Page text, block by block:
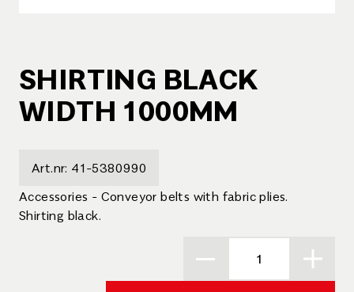
SHIRTING BLACK
WIDTH 1000MM
Art.nr: 41-5380990
Accessories - Conveyor belts with fabric plies.
Shirting black.